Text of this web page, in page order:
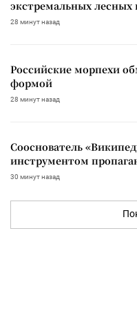
экстремальных лесных
28 минут назад
Российские морпехи
формой
28 минут назад
Сооснователь
инструментом
30 минут назад